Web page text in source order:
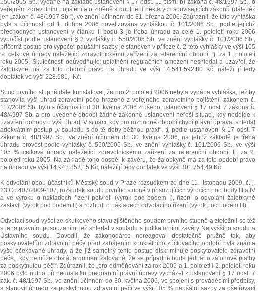
550/2005 Sb., vydané na základě ustanovení § 17 odst. 11 písm. b) zákona č. 48/1997 Sb., o
veřejném zdravotním pojištění a o změně a doplnění některých souvisejících zákonů (dále též
jen „zákon č. 48/1997 Sb.“), ve znění účinném do 31. března 2006. Zdůraznil, že tato vyhláška
byla s účinností od 1. dubna 2006 novelizována vyhláškou č. 101/2006 Sb., podle jejíchž
přechodných ustanovení v článku II bodu 3 je třeba úhradu za celé 1. pololetí roku 2006
vypočíst podle ustanovení § 3 vyhlášky č. 550/2005 Sb. ve znění vyhlášky č. 101/2006 Sb.,
přičemž postup pro výpočet paušální sazby je stanoven v příloze č. 2 této vyhlášky ve výši 105
% celkové úhrady náležející zdravotnickému zařízení za referenční období, tj. za 1. pololetí
roku 2005. Skutečnosti odůvodňující uplatnění regulačních omezení neshledal a uzavřel, že
žalobkyně má za toto období právo na úhradu ve výši 14.541.592,80 Kč, náleží jí tedy
doplatek ve výši 228.681,- Kč.
Soud prvního stupně dále konstatoval, že pro 2. pololetí 2006 nebyla vydána vyhláška, jež by
stanovila výši úhrad zdravotní péče hrazené z veřejného zdravotního pojištění, zákonem č.
117/2006 Sb. bylo s účinností od 30. května 2006 zrušeno ustanovení § 17 odst. 7 zákona č.
48/4997 Sb. a pro uvedené období žádné zákonné ustanovení neřeší situaci, kdy nedojde k
uzavření dohody o výši úhrad. V situaci, kdy pro rozhodné období chybí právní úprava, shledal
adekvátním postup „v souladu s do té doby běžnou praxí“, tj. podle ustanovení § 17 odst. 7
zákona č. 48/1997 Sb., ve znění účinném do 30. května 2006, na jehož základě je třeba
úhradu provést podle vyhlášky č. 550/2005 Sb., ve znění vyhlášky č. 101/2006 Sb., ve výši
105 % celkové úhrady náležející zdravotnickému zařízení za referenční období, tj. za 2.
pololetí roku 2005. Na základě toho dospěl k závěru, že žalobkyně má za toto období právo
na úhradu ve výši 14.948.853,15 Kč, náleží jí tedy doplatek ve výši 301.754,49 Kč.
K odvolání obou účastníků Městský soud v Praze rozsudkem ze dne 11. listopadu 2009, č. j.
23 Co 407/2009-107, rozsudek soudu prvního stupně v přisuzujících výrocích pod body III a IV
a ve výroku o nákladech řízení potvrdil (výrok pod bodem I), řízení o odvolání žalobkyně
zastavil (výrok pod bodem II) a rozhodl o nákladech odvolacího řízení (výrok pod bodem III).
Odvolací soud vyšel ze skutkového stavu zjištěného soudem prvního stupně a ztotožnil se též
s jeho právním posouzením, jež shledal v souladu s judikatorními závěry Nejvyššího soudu a
Ústavního soudu. Dovodil, že zákonodárce nereagoval dostatečně pružně tak, aby
poskytovatelům zdravotní péče před zahájením konkrétního zúčtovacího období byla známa
výše očekávané úhrady, a že již samotný tento postup diskriminuje poskytovatele zdravotní
péče, „kdy nemůže obstát argument žalované, že se případně bude jednat o zálohové platby
za poskytnutou péči“. Zdůraznil, že „pro odměňování za rok 2005 a 1. pololetí i 2. pololetí roku
2006 bylo nutno při nedostatku pregnantní právní úpravy vycházet z ustanovení § 17 odst. 7
zák. č. 48/1997 Sb., ve znění účinném do 30. května 2006, ve spojení s prováděcími předpisy,
a stanovit úhradu za poskytnutou zdravotní péči ve výši 105 % paušální sazby za ošetřovací